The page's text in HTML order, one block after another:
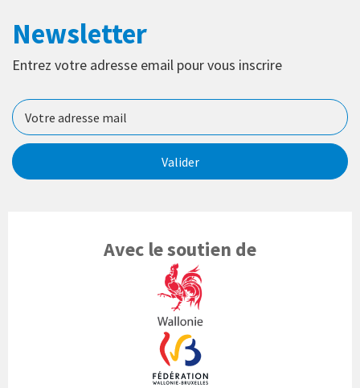
Newsletter
Entrez votre adresse email pour vous inscrire
Valider
Avec le soutien de